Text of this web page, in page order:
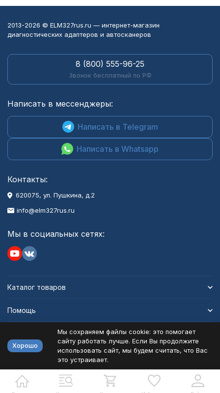
2013-2026 © ELM327rus.ru — интернет-магазин
диагностических адаптеров и автосканеров
8 (800) 555-96-25
Звонок бесплатный по РФ
Написать в мессенджеры:
Написать в Telegram
Написать в Whatsapp
Контакты:
620075, ул. Пушкина, д.2
info@elm327rus.ru
Мы в социальных сетях:
Каталог товаров
Помощь
Политика персональных данных
Разработано в bodysite.ru
Хорошо
Мы сохраняем файлы cookie: это помогает
сайту работать лучше. Если Вы продолжите
использовать сайт, мы будем считать, что Вас
это устраивает.